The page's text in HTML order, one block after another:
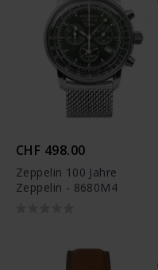
CHF 498.00
Zeppelin 100 Jahre
Zeppelin - 8680M4